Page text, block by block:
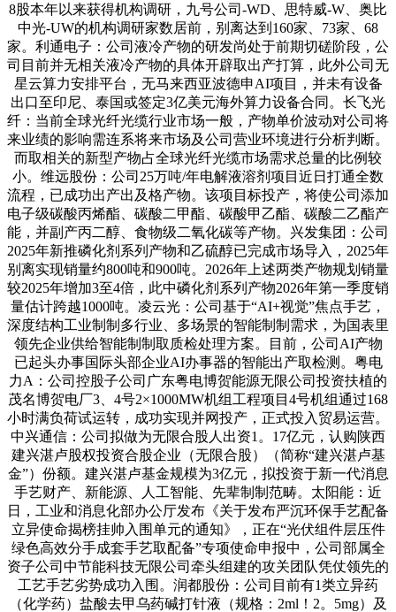
8股本年以来获得机构调研，九号公司-WD、思特威-W、奥比
中光-UW的机构调研家数居前，别离达到160家、73家、68
家。利通电子：公司液冷产物的研发尚处于前期切磋阶段，公
司目前并无相关液冷产物的具体开辟取出产打算，此外公司无
星云算力安排平台，无马来西亚波德申AI项目，并未有设备
出口至印尼、泰国或签定3亿美元海外算力设备合同。长飞光
纤：当前全球光纤光缆行业市场一般，产物单价波动对公司将
来业绩的影响需连系将来市场及公司营业环境进行分析判断。
而取相关的新型产物占全球光纤光缆市场需求总量的比例较
小。维远股份：公司25万吨/年电解液溶剂项目近日打通全数
流程，已成功出产出及格产物。该项目标投产，将使公司添加
电子级碳酸丙烯酯、碳酸二甲酯、碳酸甲乙酯、碳酸二乙酯产
能，并副产丙二醇、食物级二氧化碳等产物。兴发集团：公司
2025年新推磷化剂系列产物和乙硫醇已完成市场导入，2025年
别离实现销量约800吨和900吨。2026年上述两类产物规划销量
较2025年增加3至4倍，此中磷化剂系列产物2026年第一季度销
量估计跨越1000吨。凌云光：公司基于“AI+视觉”焦点手艺，
深度结构工业制制多行业、多场景的智能制制需求，为国表里
领先企业供给智能制制取质检处理方案。目前，公司AI产物
已起头办事国际头部企业AI办事器的智能出产取检测。粤电
力A：公司控股子公司广东粤电博贺能源无限公司投资扶植的
茂名博贺电厂3、4号2×1000MW机组工程项目4号机组通过168
小时满负荷试运转，成功实现并网投产，正式投入贸易运营。
中兴通信：公司拟做为无限合股人出资1。17亿元，认购陕西
建兴湛卢股权投资合股企业（无限合股）（简称“建兴湛卢基
金”）份额。建兴湛卢基金规模为3亿元，拟投资于新一代消息
手艺财产、新能源、人工智能、先辈制制范畴。太阳能：近
日，工业和消息化部办公厅发布《关于发布严沉环保手艺配备
立异使命揭榜挂帅入围单元的通知》，正在“光伏组件层压件
绿色高效分手成套手艺取配备”专项使命申报中，公司部属全
资子公司中节能科技无限公司牵头组建的攻关团队凭仗领先的
工艺手艺劣势成功入围。润都股份：公司目前有1类立异药
（化学药）盐酸去甲乌药碱打针液（规格：2ml！2。5mg）及